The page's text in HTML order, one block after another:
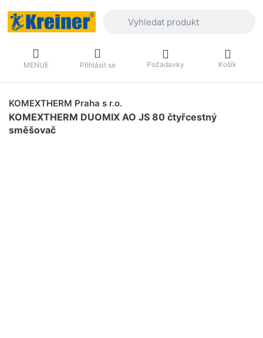
MENUE Přihlásit se Požadavky Košík
KOMEXTHERM Praha s r.o.
KOMEXTHERM DUOMIX AO JS 80 čtyřcestný
směšovač